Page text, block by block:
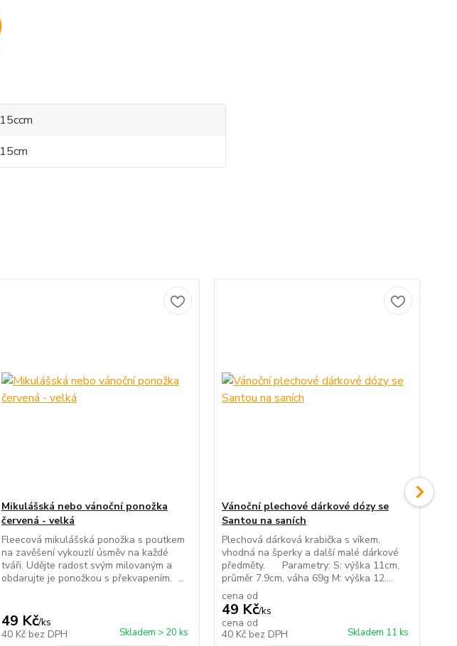
15ccm
15cm
Mikulášská nebo vánoční ponožka
červená - velká
Fleecová mikulášská ponožka s poutkem
na zavěšení vykouzlí úsměv na každé
tváři. Udějte radost svým milovaným a
obdarujte je ponožkou s překvapením. ...
49 Kč/ks
40 Kč bez DPH Skladem > 20 ks
Vánoční plechové dárkové dózy se
Santou na saních
Plechová dárková krabička s víkem,
vhodná na šperky a další malé dárkové
předměty. Parametry: S: výška 11cm,
průměr 7.9cm, váha 69g M: výška 12....
cena od
49 Kč/ks
cena od
40 Kč bez DPH Skladem 11 ks